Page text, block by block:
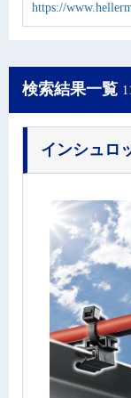
https://
検索結果一覧
インシュロ